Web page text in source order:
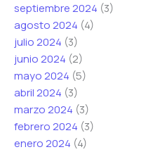
septiembre 2024 (3)
agosto 2024 (4)
julio 2024 (3)
junio 2024 (2)
mayo 2024 (5)
abril 2024 (3)
marzo 2024 (3)
febrero 2024 (3)
enero 2024 (4)